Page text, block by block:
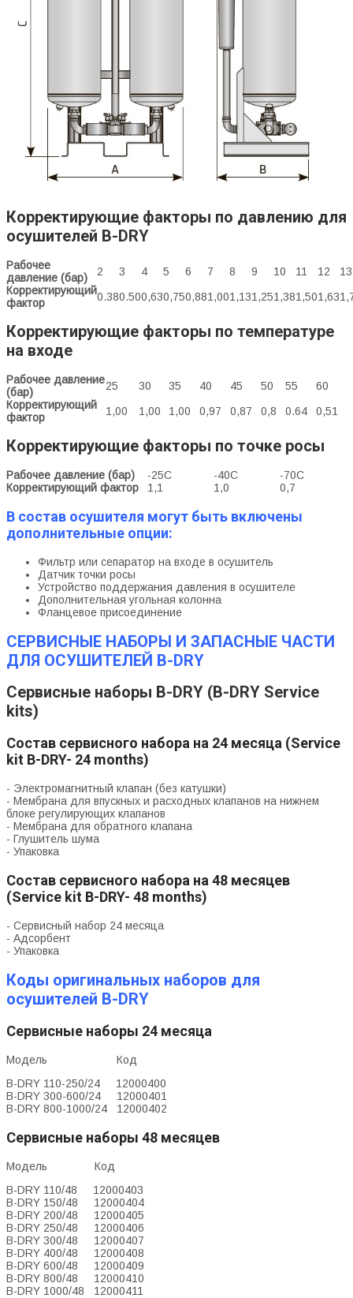
Корректирующие факторы по давлению для
осушителей B-DRY
Рабочее
давление (бар)
2 3 4 5 6 7 8 9 10 11 12
13
Корректирующий
фактор
0.380.500,630,750,881,001,131,251,381,501,63
Корректирующие факторы по температуре
на входе
Рабочее давление
(бар)
25 30 35 40 45 50 55
60
Корректирующий
фактор
1,00 1,00 1,00 0,97 0,87 0,8 0.64 0,51
Корректирующие факторы по точке росы
Рабочее давление (бар) -25С -40С
-70С
Корректирующий фактор
1,1 1,0 0,7
В состав осушителя могут быть включены
дополнительные опции:
Фильтр или сепаратор на входе в осушитель
Датчик точки росы
Устройство поддержания давления в осушителе
Дополнительная угольная колонна
Фланцевое присоединение
СЕРВИСНЫЕ НАБОРЫ И ЗАПАСНЫЕ ЧАСТИ
ДЛЯ ОСУШИТЕЛЕЙ B-DRY
Сервисные наборы B-DRY (B-DRY Service
kits)
Состав сервисного набора на 24 месяца (Service
kit B-DRY- 24 months)
- Электромагнитный клапан (без катушки)
- Мембрана для впускных и расходных клапанов на нижнем
блоке регулирующих клапанов
- Мембрана для обратного клапана
- Глушитель шума
- Упаковка
Состав сервисного набора на 48 месяцев
(Service kit B-DRY- 48 months)
- Сервисный набор 24 месяца
- Адсорбент
- Упаковка
Коды оригинальных наборов для
осушителей B-DRY
Сервисные наборы 24 месяца
Модель Код
B-DRY 110-250/24 12000400
B-DRY 300-600/24 12000401
B-DRY 800-1000/24 12000402
Сервисные наборы 48 месяцев
Модель Код
B-DRY 110/48 12000403
B-DRY 150/48 12000404
B-DRY 200/48 12000405
B-DRY 250/48 12000406
B-DRY 300/48 12000407
B-DRY 400/48 12000408
B-DRY 600/48 12000409
B-DRY 800/48 12000410
B-DRY 1000/48 12000411